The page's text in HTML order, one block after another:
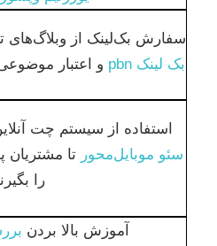
سفارش بک‌لینک از
بک لینک pbn
و اعتبار
استفاده از سیستم چت
سئو موبایل‌محور تا
را
آموزش بالا بردن